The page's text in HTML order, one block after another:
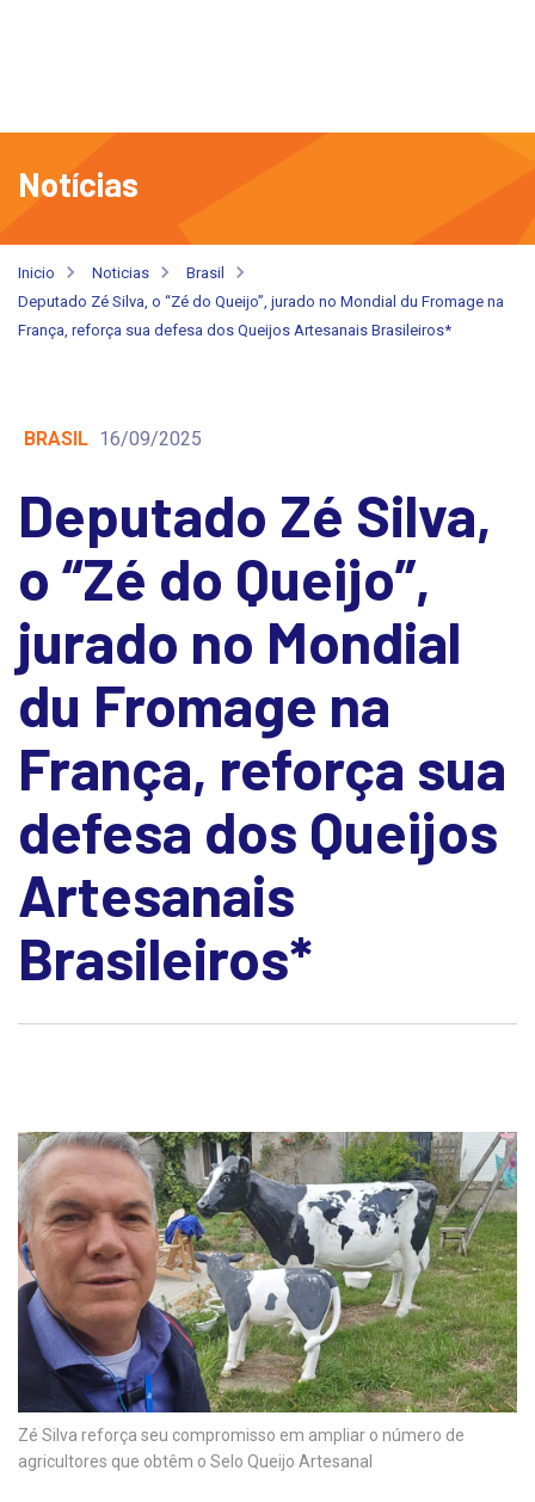
Notícias
Inicio Noticias
Brasil
Deputado Zé Silva, o “Zé do Queijo”, jurado no Mondial du Fromage na
França, reforça sua defesa dos Queijos Artesanais Brasileiros*
BRASIL 16/09/2025
Deputado Zé Silva,
o “Zé do Queijo”,
jurado no Mondial
du Fromage na
França, reforça sua
defesa dos Queijos
Artesanais
Brasileiros*
Zé Silva reforça seu compromisso em ampliar o número de
agricultores que obtêm o Selo Queijo Artesanal